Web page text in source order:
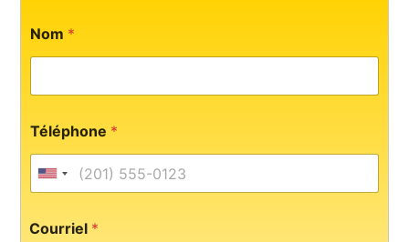
o
u
r
e
M
s
a
Nom *
Téléphone *
United States +1
Courriel *